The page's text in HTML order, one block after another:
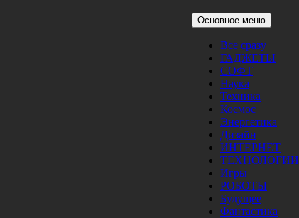
Основное меню
Все сразу
ГАДЖЕТЫ
СОФТ
Наука
Техника
Космос
Энергетика
Дизайн
ИНТЕРНЕТ
ТЕХНОЛОГИИ
Игры
РОБОТЫ
Будущее
Фантастика